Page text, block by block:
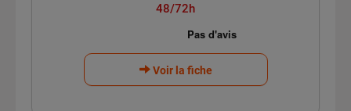
48/72h
Voir la fiche